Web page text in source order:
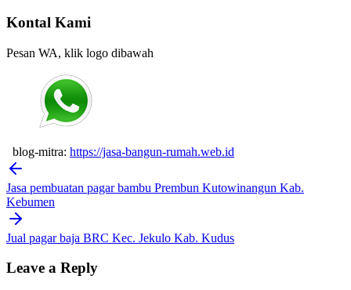
Kontal Kami
Pesan WA, klik logo dibawah
blog-mitra: https://jasa-bangun-rumah.web.id
Post
navigation
Jasa pembuatan pagar bambu Prembun Kutowinangun Kab.
Kebumen
Jual pagar baja BRC Kec. Jekulo Kab. Kudus
Leave a Reply